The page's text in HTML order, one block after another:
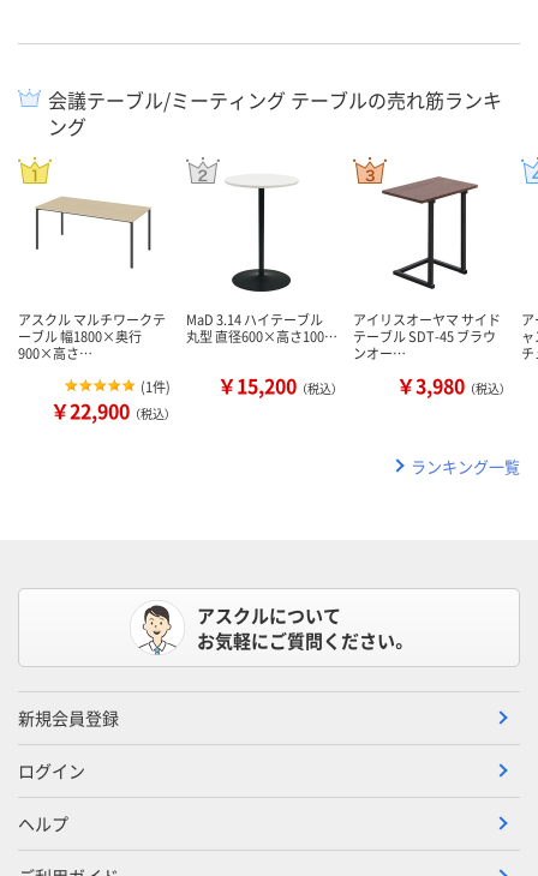
会議テーブル/ミーティング テーブルの売れ筋ランキ
ング
アスクル マルチワークテ
ーブル 幅1800×奥行
900×高さ…
(1件)
￥22,900 （税込）
MaD 3.14 ハイテーブル
丸型 直径600×高さ100…
￥15,200 （税込）
アイリスオーヤマ サイド
テーブル SDT-45 ブラウ
ンオー…
￥3,980 （税込）
ア
ランキング一覧
アスクルについて
お気軽にご質問ください。
新規会員登録
ログイン
ヘルプ